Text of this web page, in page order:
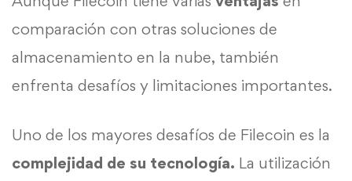
comparación con otras soluciones de
almacenamiento en la nube, también
enfrenta desafíos y limitaciones importantes.
Uno de los mayores desafíos de Filecoin es la
complejidad de su tecnología. La utilización